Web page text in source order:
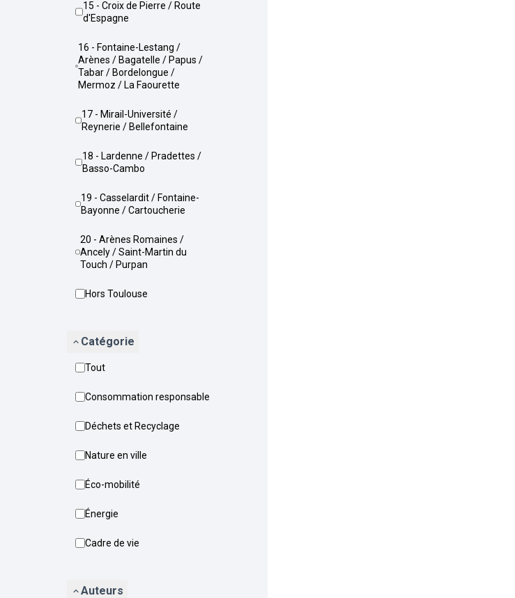
15 - Croix de Pierre / Route
d'Espagne
16 - Fontaine-Lestang /
Arènes / Bagatelle / Papus /
Tabar / Bordelongue /
Mermoz / La Faourette
17 - Mirail-Université /
Reynerie / Bellefontaine
18 - Lardenne / Pradettes /
Basso-Cambo
19 - Casselardit / Fontaine-
Bayonne / Cartoucherie
20 - Arènes Romaines /
Ancely / Saint-Martin du
Touch / Purpan
Hors Toulouse
Catégorie
Tout
Consommation responsable
Déchets et Recyclage
Nature en ville
Éco-mobilité
Énergie
Cadre de vie
Auteurs